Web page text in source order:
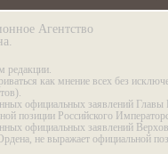
Агентство
редакции.
как мнение всех без
официальных заявлений Главы
позиции Российского
официальных заявлений
не выражает официальной